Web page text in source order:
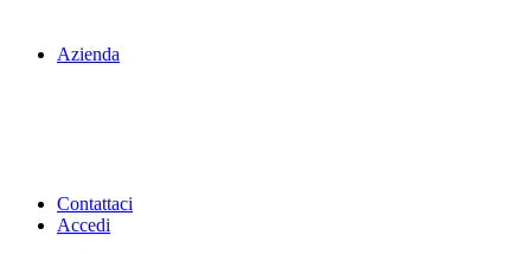
Azienda
Contattaci
Accedi